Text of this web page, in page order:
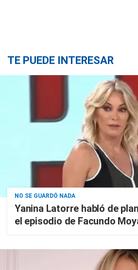
TE PUEDE INTERESAR
NO SE GUARDÓ NADA
Yanina Latorre habló de
el episodio de Facundo